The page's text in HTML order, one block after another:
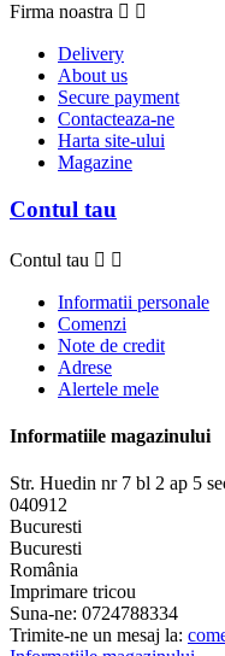
Firma noastra  
Delivery
About us
Secure payment
Contacteaza-ne
Harta site-ului
Magazine
Contul tau
Contul tau  
Informatii personale
Comenzi
Note de credit
Adrese
Alertele mele
Informatiile magazinului
Str. Huedin nr 7 bl 2 ap 5
040912
Bucuresti
Bucuresti
România
Imprimare tricou
Suna-ne: 0724788334
Trimite-ne un mesaj la: